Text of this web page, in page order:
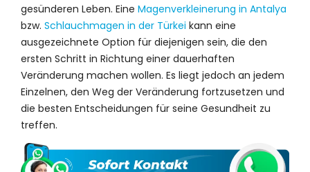
gesünderen Leben. Eine Magenverkleinerung in Antalya
bzw. Schlauchmagen in der Türkei kann eine
ausgezeichnete Option für diejenigen sein, die den
ersten Schritt in Richtung einer dauerhaften
Veränderung machen wollen. Es liegt jedoch an jedem
Einzelnen, den Weg der Veränderung fortzusetzen und
die besten Entscheidungen für seine Gesundheit zu
treffen.